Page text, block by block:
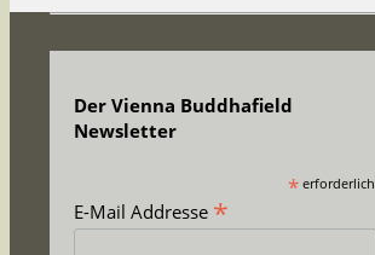
Der Vienna Buddhafield
Newsletter
*erforderlich
E-Mail Addresse *